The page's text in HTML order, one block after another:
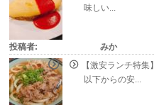
味しい...
投稿者:
みか
【激安ランチ特
以下からの安...